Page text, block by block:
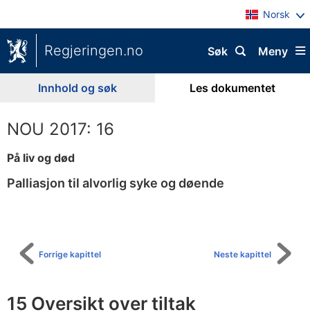
Norsk
Regjeringen.no Meny
Søk
Innhold og søk Les dokumentet
NOU 2017: 16
På liv og død
Palliasjon til alvorlig syke og døende
Neste kapittel
Forrige kapittel
15 Oversikt over tiltak